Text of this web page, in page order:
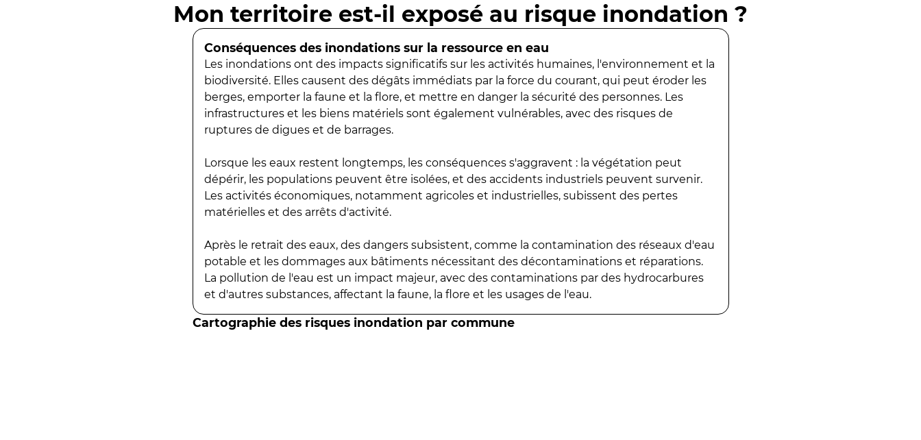
Mon territoire est-il exposé au risque inondation ?
Conséquences des inondations sur la ressource en eau
Les inondations ont des impacts significatifs sur les activités humaines, l'environnement et la
biodiversité. Elles causent des dégâts immédiats par la force du courant, qui peut éroder les
berges, emporter la faune et la flore, et mettre en danger la sécurité des personnes. Les
infrastructures et les biens matériels sont également vulnérables, avec des risques de
ruptures de digues et de barrages.
Lorsque les eaux restent longtemps, les conséquences s'aggravent : la végétation peut
dépérir, les populations peuvent être isolées, et des accidents industriels peuvent survenir.
Les activités économiques, notamment agricoles et industrielles, subissent des pertes
matérielles et des arrêts d'activité.
Après le retrait des eaux, des dangers subsistent, comme la contamination des réseaux d'eau
potable et les dommages aux bâtiments nécessitant des décontaminations et réparations.
La pollution de l'eau est un impact majeur, avec des contaminations par des hydrocarbures
et d'autres substances, affectant la faune, la flore et les usages de l'eau.
Cartographie des risques inondation par commune